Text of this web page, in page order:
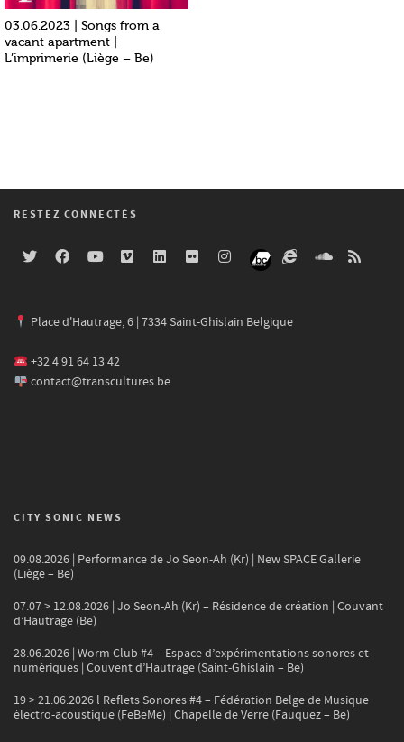
03.06.2023 | Songs from a
vacant apartment |
L’imprimerie (Liège – Be)
RESTEZ CONNECTÉS
Place d'Hautrage, 6 | 7334 Saint-Ghislain Belgique
+32 4 91 64 13 42
contact@transcultures.be
CITY SONIC NEWS
09.08.2026 | Performance de Jo Seon-Ah (Kr) | New SPACE Gallerie
(Liège – Be)
07.07 > 12.08.2026 | Jo Seon-Ah (Kr) – Résidence de création | Couvant
d’Hautrage (Be)
28.06.2026 | Worm Club #4 – Espace d’expérimentations sonores et
numériques | Couvent d’Hautrage (Saint-Ghislain – Be)
19 > 21.06.2026 l Reflets Sonores #4 – Fédération Belge de Musique
électro-acoustique (FeBeMe) | Chapelle de Verre (Fauquez – Be)